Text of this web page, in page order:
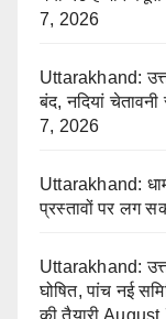
7, 2026
Uttarakhand:
बंद, नदियां
7, 2026
Uttarakhand:
प्रस्तावों पर लग
Uttarakhand:
घोषित, पांच नई
की तैयारी August